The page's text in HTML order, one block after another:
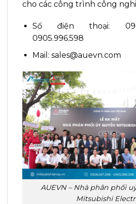
cho các công trình công
Số điện thoại:
0905.996.598
Mail: sales@auevn.com
AUEVN – Nhà phân phối
Mitsubishi